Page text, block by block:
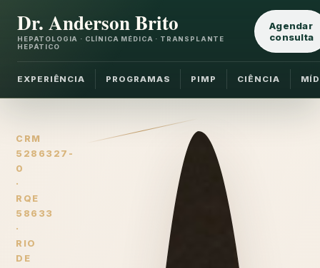
Dr. Anderson Brito
HEPATOLOGIA · CLÍNICA MÉDICA · TRANSPLANTE
HEPÁTICO
EXPERIÊNCIA PROGRAMAS PIMP CIÊNCIA
Agendar
consulta
CRM
5286327-
0
·
RQE
58633
·
RIO
DE